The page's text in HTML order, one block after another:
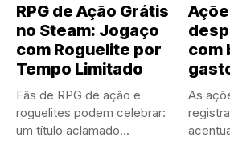
RPG de Ação Grátis
no Steam: Jogaço
com Roguelite por
Tempo Limitado
Fãs de RPG de ação e
roguelites podem celebrar:
um título aclamado...
com
As